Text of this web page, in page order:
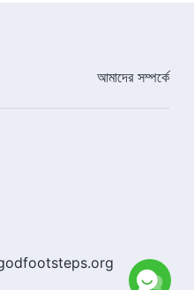
একটি “সাদা মেঘে” চড়ে প্রত্যাবর্তন
আমাদের সম্পর্কে